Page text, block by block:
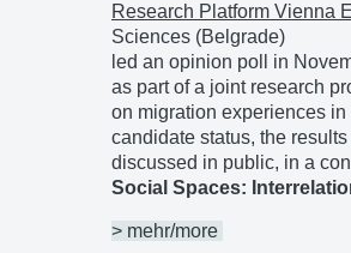
Research Platform Vienna
Sciences (Belgrade)
led an opinion poll in
as part of a joint research
on migration experiences
candidate status, the
discussed in public, in a
Social Spaces:
> mehr/more